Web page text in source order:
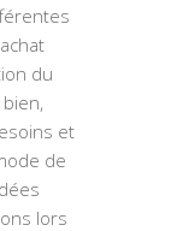
du
et
de
lors